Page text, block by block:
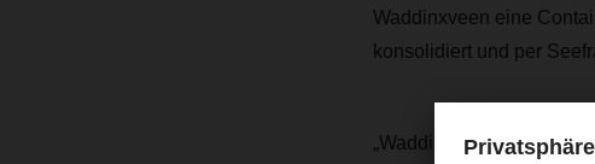
Waddinxveen eine
konsolidiert und per
„Waddinxveen ist ein